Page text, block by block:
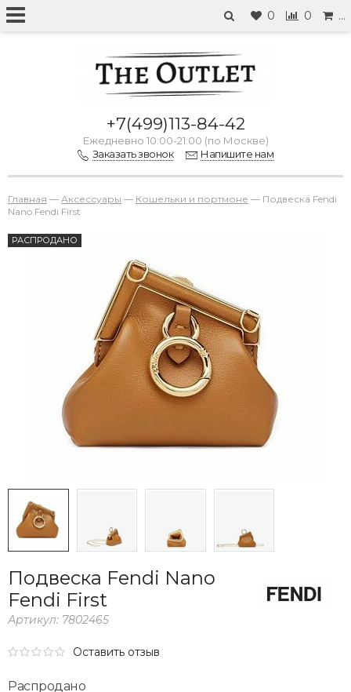
0 0 …
+7(499)113-84-42
Ежедневно 10:00-21:00 (по Москве)
Заказать звонок
Напишите нам
Главная — Аксессуары — Кошельки и портмоне — Подвеска Fendi
Nano Fendi First
РАСПРОДАНО
Подвеска Fendi Nano
Fendi First
Артикул: 7802465
Оставить отзыв
Распродано